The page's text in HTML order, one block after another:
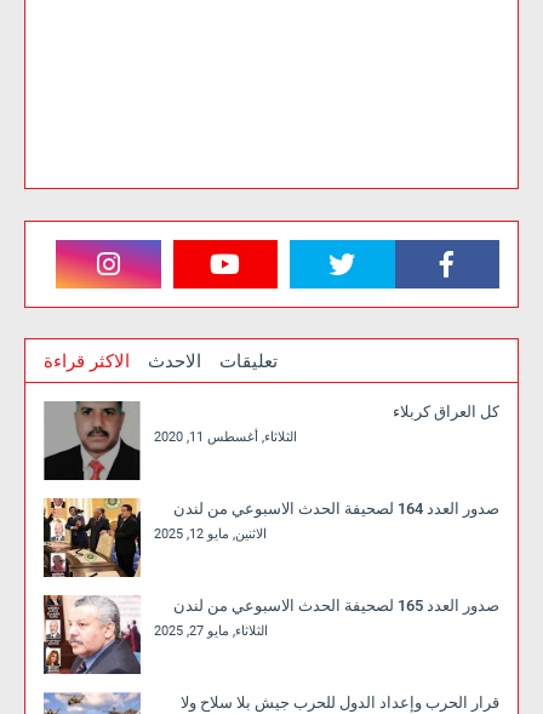
الاكثر قراءة الاحدث تعليقات
كل العراق كربلاء
الثلاثاء, أغسطس 11, 2020
صدور العدد 164 لصحيفة الحدث الاسبوعي من لندن
الاثنين, مايو 12, 2025
صدور العدد 165 لصحيفة الحدث الاسبوعي من لندن
الثلاثاء, مايو 27, 2025
قرار الحرب وإعداد الدول للحرب جيش بلا سلاح ولا